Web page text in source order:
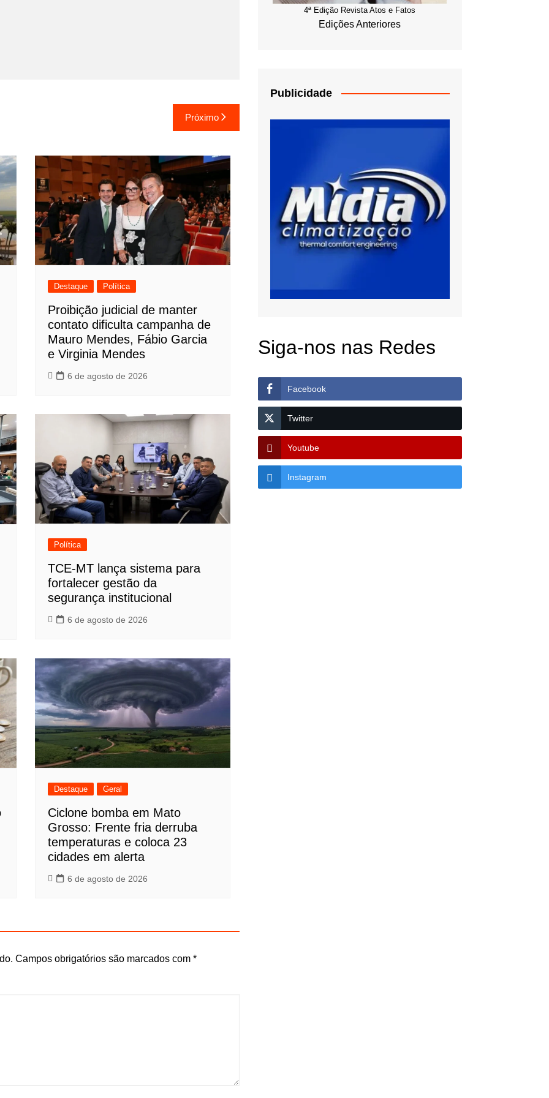
Próximo
Destaque Política
Proibição judicial de manter
contato dificulta campanha de
Mauro Mendes, Fábio Garcia
e Virginia Mendes
6 de agosto de 2026
Política
TCE-MT lança sistema para
fortalecer gestão da
segurança institucional
6 de agosto de 2026
Destaque Geral
Ciclone bomba em Mato
Grosso: Frente fria derruba
temperaturas e coloca 23
cidades em alerta
6 de agosto de 2026
Campos obrigatórios são marcados com *
4ª Edição Revista Atos e Fatos
Edições Anteriores
Publicidade
Siga-nos nas Redes
Facebook
Twitter
Youtube
Instagram